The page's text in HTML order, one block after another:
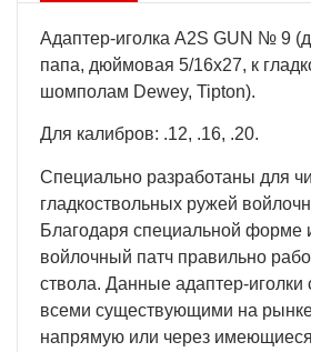
Адаптер-иголка A2S GUN № 9
папа, дюймовая 5/16х27, к
шомполам Dewey, Tipton).
Для калибров: .12, .16, .20.
Специально разработаны для
гладкоствольных ружей
Благодаря специальной форме
войлочный патч правильно
ствола. Данные адаптер-
всеми существующими на
напрямую или через